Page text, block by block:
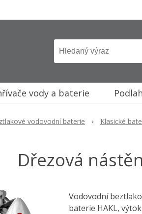
vody a baterie
vodovodní baterie Klasické
Dřezová
Vodovodní
baterie HAKL,